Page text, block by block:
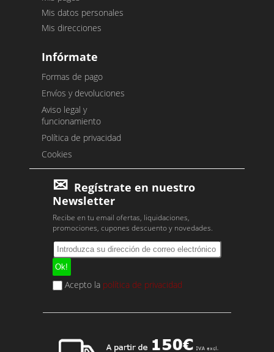
Mis datos personales
Mis direcciones
Infórmate
Formas de pago
Envíos y devoluciones
Aviso legal y
funcionamiento
Política de privacidad
Cookies
Regístrate en nuestro
Newsletter
Recibe en tu email ofertas, liquidaciones,
promociones, cupones descuento y novedades.
Acepto la política de privacidad